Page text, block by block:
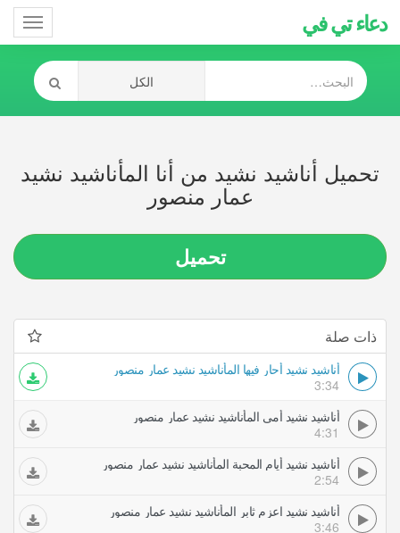
دعاء تي في
تحميل أناشيد نشيد من أنا المأناشيد نشيد
عمار منصور
تحميل
ذات صلة
أناشيد نشيد أحار فيها المأناشيد نشيد عمار منصور
3:34
أناشيد نشيد أمي المأناشيد نشيد عمار منصور
4:31
أناشيد نشيد أيام المحبة المأناشيد نشيد عمار منصور
2:54
أناشيد نشيد اعزم ثابر المأناشيد نشيد عمار منصور
3:46